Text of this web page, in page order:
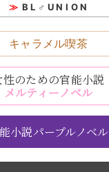
B L ♂ U N I O N
キャラメル喫茶
性のための官能小説
メルティーノベル
小説パープルノベル